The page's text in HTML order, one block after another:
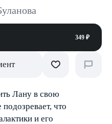
349 ₽
Лану в свою
что
и его